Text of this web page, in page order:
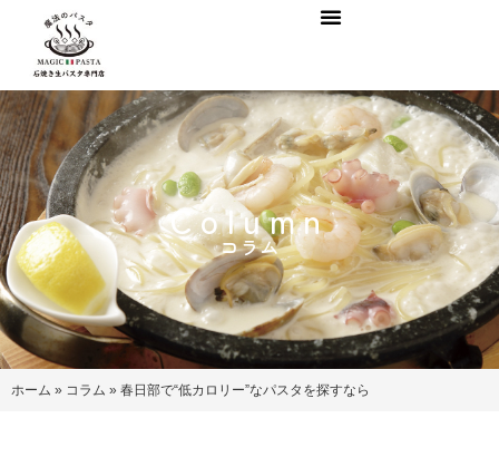
Column
コラム
ホーム » コラム » 春日部で“低カロリー”なパスタを探すなら